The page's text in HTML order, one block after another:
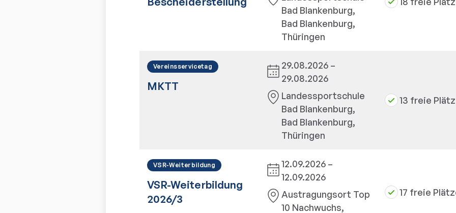
Bad Blankenburg,
Bad Blankenburg,
Thüringen
Vereinsservicetag
MKTT
29.08.2026 –
29.08.2026
Landessportschule
Bad Blankenburg,
Bad Blankenburg,
Thüringen
13 freie
VSR-Weiterbildung
VSR-Weiterbildung
2026/3
12.09.2026 –
12.09.2026
Austragungsort Top
10 Nachwuchs,
17 freie